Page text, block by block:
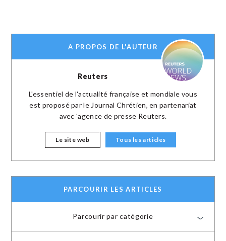
A PROPOS DE L'AUTEUR
Reuters
L'essentiel de l'actualité française et mondiale vous
est proposé par le Journal Chrétien, en partenariat
avec 'agence de presse Reuters.
Le site web Tous les articles
PARCOURIR LES ARTICLES
Parcourir par catégorie